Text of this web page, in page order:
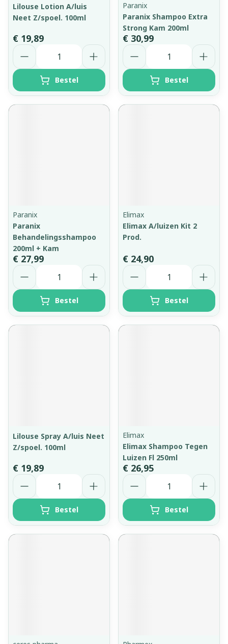
Lilouse Lotion A/luis
Neet Z/spoel. 100ml
€ 19,89
Aantal
Bestel
Paranix
Paranix Shampoo Extra
Strong Kam 200ml
€ 30,99
Aantal
Bestel
Paranix
Paranix
Behandelingsshampoo
200ml + Kam
€ 27,99
Aantal
Bestel
Elimax
Elimax A/luizen Kit 2
Prod.
€ 24,90
Aantal
Bestel
Lilouse Spray A/luis Neet
Z/spoel. 100ml
€ 19,89
Aantal
Bestel
Elimax
Elimax Shampoo Tegen
Luizen Fl 250ml
€ 26,95
Aantal
Bestel